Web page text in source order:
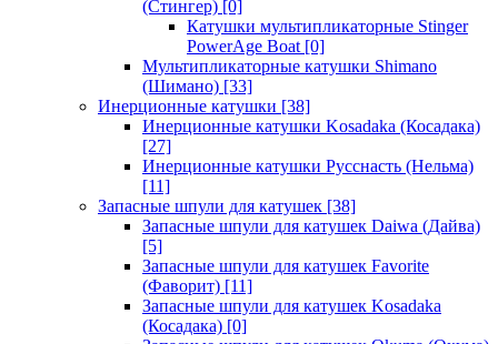
(Стингер) [0]
Катушки мультипликаторные Stinger
PowerAge Boat [0]
Мультипликаторные катушки Shimano
(Шимано) [33]
Инерционные катушки [38]
Инерционные катушки Kosadaka (Косадака)
[27]
Инерционные катушки Русснасть (Нельма)
[11]
Запасные шпули для катушек [38]
Запасные шпули для катушек Daiwa (Дайва)
[5]
Запасные шпули для катушек Favorite
(Фаворит) [11]
Запасные шпули для катушек Kosadaka
(Косадака) [0]